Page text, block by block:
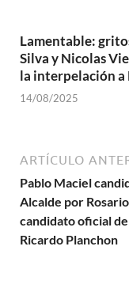
Lamentable:
Silva y Nicolas
la interpelación
14/08/2025
ARTÍCULO
Pablo Maciel
Alcalde por
candidato oficial de
Ricardo Planchon